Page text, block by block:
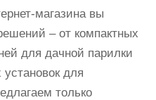
магазина вы
– от компактных
для дачной парилки
для
только